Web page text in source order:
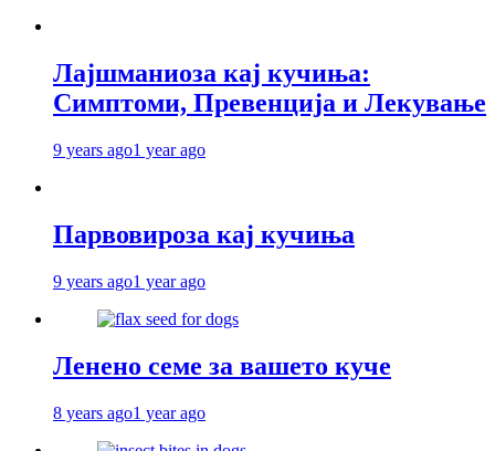
Лајшманиоза кај кучиња:
Симптоми, Превенција и Лекување
9 years ago1 year ago
Парвовироза кај кучиња
9 years ago1 year ago
Ленено семе за вашето куче
8 years ago1 year ago